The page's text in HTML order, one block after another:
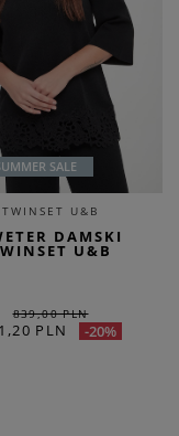
SALE
TWINSET U&B
DAMSKI
U&B
839,00 PLN
PLN -20%